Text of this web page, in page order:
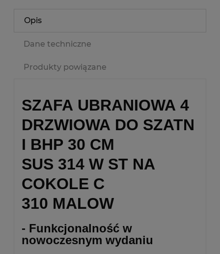
Opis
Dane techniczne
Produkty powiązane
SZAFA UBRANIOWA 4
DRZWIOWA DO SZATN
I BHP 30 CM
SUS 314 W ST NA
COKOLE C
310 MALOW
- Funkcjonalność w
nowoczesnym wydaniu